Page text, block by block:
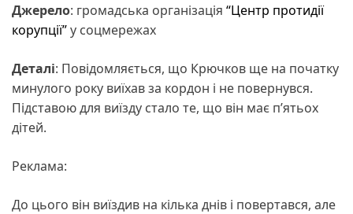
Джерело: громадська організація “Центр протидії
корупції”у соцмережах
Деталі: Повідомляється, що Крючков ще на початку
минулого року виїхав за кордон і не повернувся.
Підставою для виїзду стало те, що він має п’ятьох
дітей.
Реклама:
До цього він виїздив на кілька днів і повертався, але